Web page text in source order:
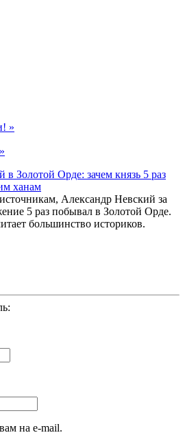
»
в Золотой Орде: зачем князь 5 раз
ханам
Александр Невский за
5 раз побывал в Золотой Орде.
большинство историков.
на e-mail.